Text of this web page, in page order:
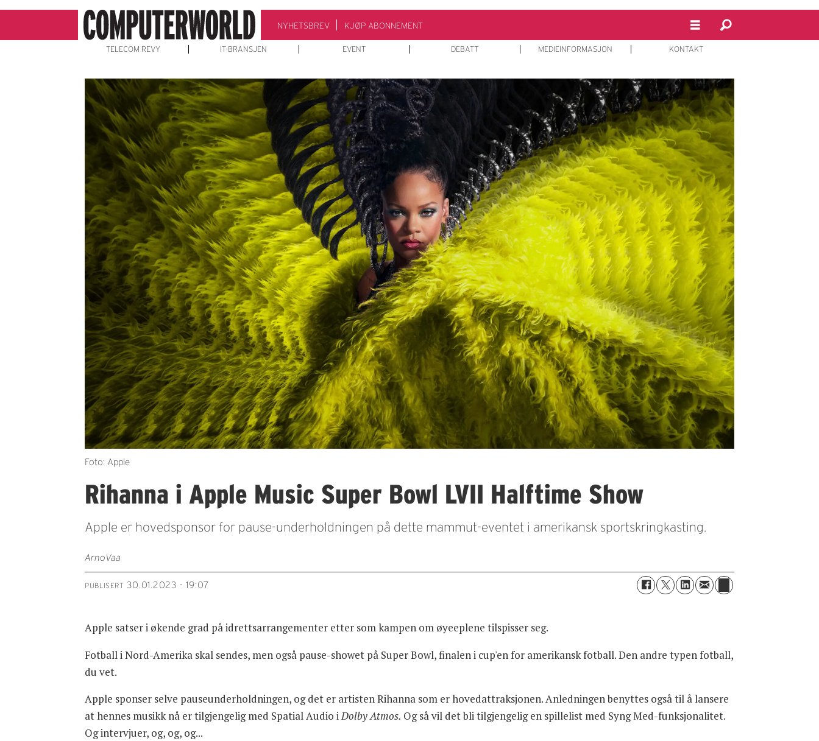
NYHETSBREV KJØP ABONNEMENT
TELECOM REVY IT-BRANSJEN EVENT DEBATT MEDIEINFORMASJON KONTAKT
Foto: Apple
Rihanna i Apple Music Super Bowl LVII Halftime Show
Apple er hovedsponsor for pause-underholdningen på dette mammut-eventet i amerikansk sportskringkasting.
ArnoVaa
PUBLISERT 30.01.2023 - 19:07
Apple satser i økende grad på idrettsarrangementer etter som kampen om øyeeplene tilspisser seg.
Fotball i Nord-Amerika skal sendes, men også pause-showet på Super Bowl, finalen i cup'en for amerikansk fotball. Den andre typen fotball,
du vet.
Apple sponser selve pauseunderholdningen, og det er artisten Rihanna som er hovedattraksjonen. Anledningen benyttes også til å lansere
at hennes musikk nå er tilgjengelig med Spatial Audio iDolby Atmos. Og så vil det bli tilgjengelig en spillelist med Syng Med-funksjonalitet.
Og intervjuer, og, og, og...